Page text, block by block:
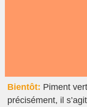
Bientôt: Piment
précisément, il